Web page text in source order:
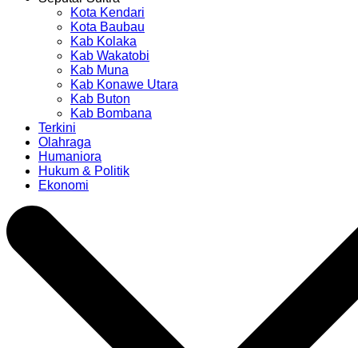
Kota Kendari
Kota Baubau
Kab Kolaka
Kab Wakatobi
Kab Muna
Kab Konawe Utara
Kab Buton
Kab Bombana
Terkini
Olahraga
Humaniora
Hukum & Politik
Ekonomi